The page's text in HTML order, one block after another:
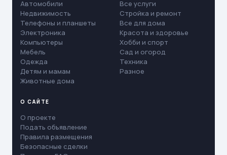
Автомобили
Недвижимость
Телефоны и планшеты
Электроника
Компьютеры
Мебель
Одежда
Детям и мамам
Животные дома
Все услуги
Стройка и ремонт
Все для дома
Красота и здоровье
Хобби и спорт
Сад и огород
Техника
Разное
О САЙТЕ
О проекте
Подать объявление
Правила размещения
Безопасные сделки